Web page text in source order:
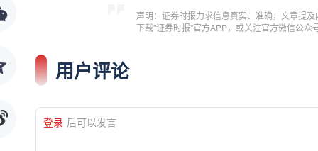
声明：证券时报力求信息真实、准确，文章提
下载"证券时报"官方APP，或关注官方微信公
用户评论
登录 后可以发言